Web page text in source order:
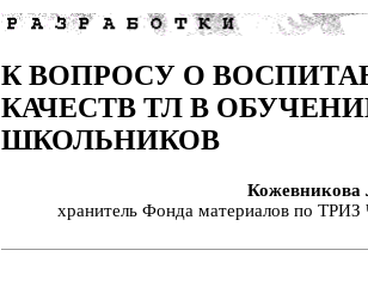
К ВОПРОСУ О
КАЧЕСТВ ТЛ В
ШКОЛЬНИКОВ
Кожевникова
хранитель Фонда материалов по